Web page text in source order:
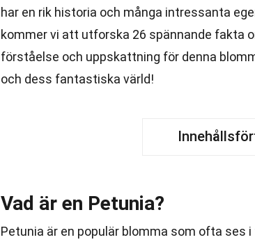
har en rik historia och många intressanta
kommer vi att utforska 26 spännande fakta
förståelse och uppskattning för denna
och dess fantastiska värld!
Vad är en Petunia?
Petunia är en populär blomma som ofta ses